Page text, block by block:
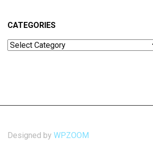
CATEGORIES
Categories
Designed by WPZOOM